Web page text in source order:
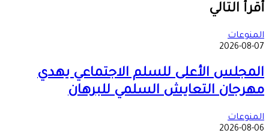
عبر
البريد
أقرأ التالي
المنوعات
2026-08-07
المجلس الأعلى للسلم الاجتماعي يهدي
مهرجان التعايش السلمي للبرهان
المنوعات
2026-08-06